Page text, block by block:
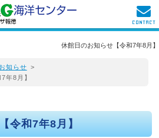
休館日のお知らせ【令和7年8月】
知らせ >
年8月】
令和7年8月】
CONTACT